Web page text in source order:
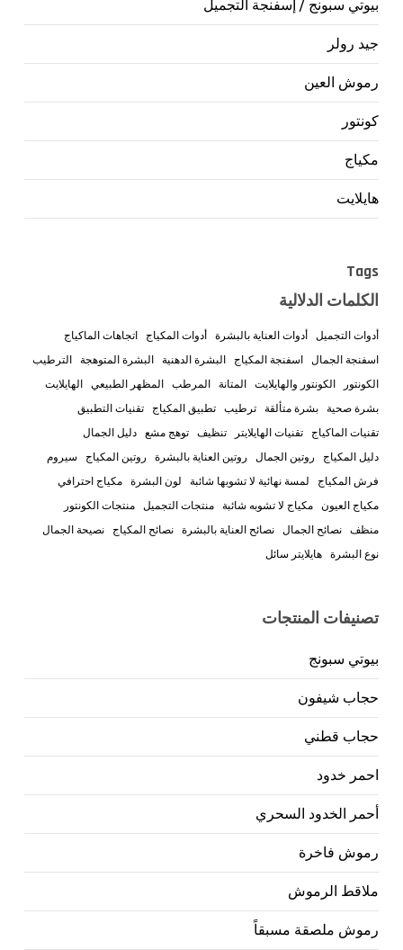
بيوتي سبونج / إسفنجة التجميل
جيد رولر
رموش العين
كونتور
مكياج
هايلايت
Tags
الكلمات الدلالية
أدوات التجميل أدوات العناية بالبشرة أدوات المكياج
اتجاهات الماكياج
اسفنجة الجمال
اسفنجة المكياج البشرة الدهنية البشرة المتوهجة
الترطيب
الكونتور
الكونتور والهايلايت المتانة المرطب المظهر الطبيعي
الهايلايت
بشرة صحية
بشرة متألقة ترطيب تطبيق المكياج
تقنيات التطبيق
تقنيات الماكياج
تقنيات الهايلايتر تنظيف توهج مشع
دليل الجمال
دليل المكياج
روتين الجمال روتين العناية بالبشرة روتين المكياج
سيروم
فرش المكياج
لمسة نهائية لا تشوبها شائبة لون البشرة
مكياج احترافي
مكياج العيون
مكياج لا تشوبه شائبة منتجات التجميل
منتجات الكونتور
منظف
نصائح الجمال نصائح العناية بالبشرة نصائح المكياج
نصيحة الجمال
نوع البشرة
هايلايتر سائل
تصنيفات المنتجات
بيوتي سبونج
حجاب شيفون
حجاب قطني
احمر خدود
أحمر الخدود السحري
رموش فاخرة
ملاقط الرموش
رموش ملصقة مسبقاً